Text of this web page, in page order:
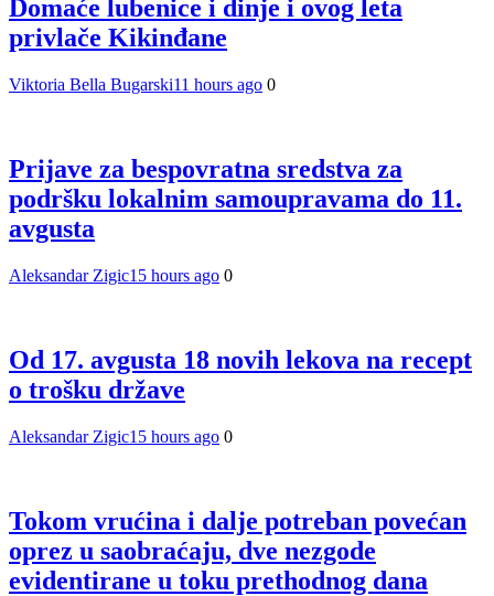
Domaće lubenice i dinje i ovog leta
privlače Kikinđane
Viktoria Bella Bugarski11 hours ago 0
Prijave za bespovratna sredstva za
podršku lokalnim samoupravama do 11.
avgusta
Aleksandar Zigic15 hours ago 0
Od 17. avgusta 18 novih lekova na recept
o trošku države
Aleksandar Zigic15 hours ago 0
Tokom vrućina i dalje potreban povećan
oprez u saobraćaju, dve nezgode
evidentirane u toku prethodnog dana